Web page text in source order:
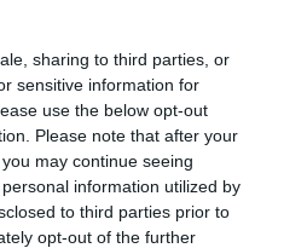
sharing to third parties, or
sensitive information for
use the below opt-out
Please note that after your
may continue seeing
information utilized by
to third parties prior to
opt-out of the further
relaxés. Pour certains, le
prescription. Un «procès
18 mois. Libérés
après près de 3 ans de
de la filière café-cacao